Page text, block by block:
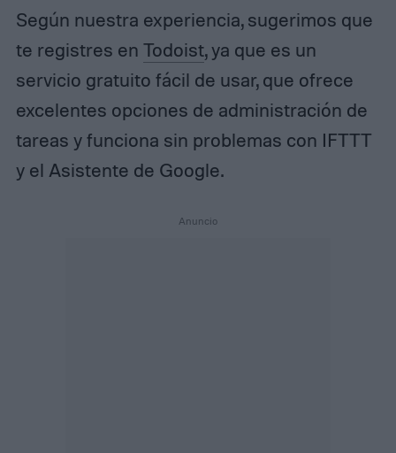
Según nuestra experiencia, sugerimos que
te registres en Todoist, ya que es un
servicio gratuito fácil de usar, que ofrece
excelentes opciones de administración de
tareas y funciona sin problemas con IFTTT
y el Asistente de Google.